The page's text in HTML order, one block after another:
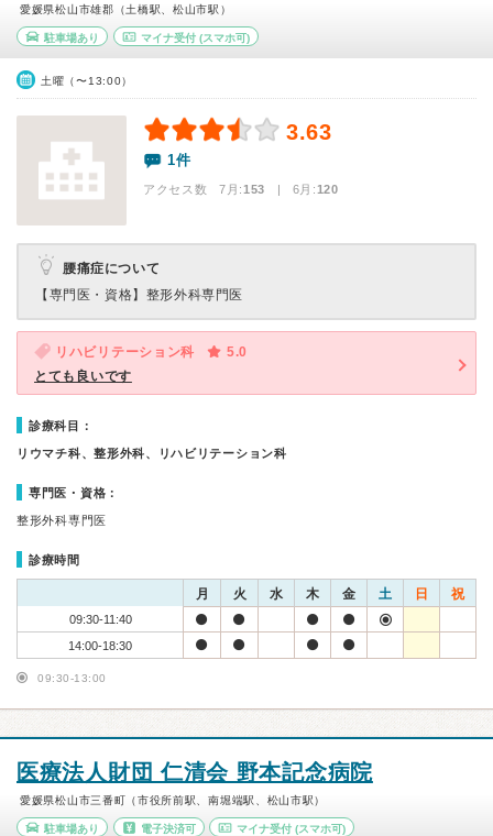
愛媛県松山市雄郡（土橋駅、松山市駅）
駐車場あり マイナ受付(スマホ可)
土曜（〜13:00）
3.63
1件
アクセス数 7月:153 | 6月:120
腰痛症について
【専門医・資格】 整形外科専門医
リハビリテーション科
5.0
とても良いです
診療科目：
リウマチ科、整形外科、リハビリテーション科
専門医・資格：
整形外科専門医
診療時間
月 火 水 木 金 土 日 祝
09:30-11:40
14:00-18:30
09:30-13:00
医療法人財団 仁清会 野本記念病院
愛媛県松山市三番町（市役所前駅、南堀端駅、松山市駅）
駐車場あり 電子決済可 マイナ受付 (スマホ可)